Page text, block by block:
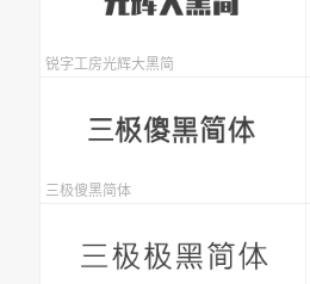
锐字工房光辉大黑简
三极傻黑简体